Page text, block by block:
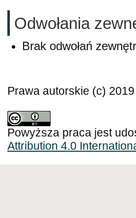
Odwołania
Brak odwołań
Prawa autorskie (c)
Powyższa praca jest
Attribution 4.0